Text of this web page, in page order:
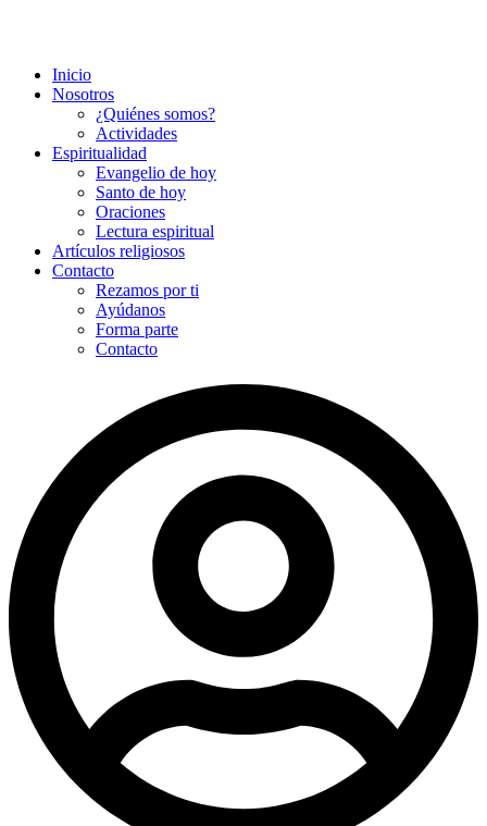
Inicio
Nosotros
¿Quiénes somos?
Actividades
Espiritualidad
Evangelio de hoy
Santo de hoy
Oraciones
Lectura espiritual
Artículos religiosos
Contacto
Rezamos por ti
Ayúdanos
Forma parte
Contacto